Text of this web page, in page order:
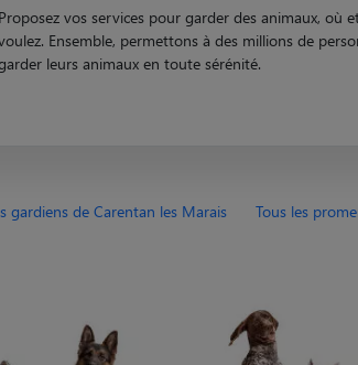
Proposez vos services pour garder des animaux, où
Ensemble, permettons à des millions de
leurs animaux en toute sérénité.
gardiens de Carentan les Marais
Tous les